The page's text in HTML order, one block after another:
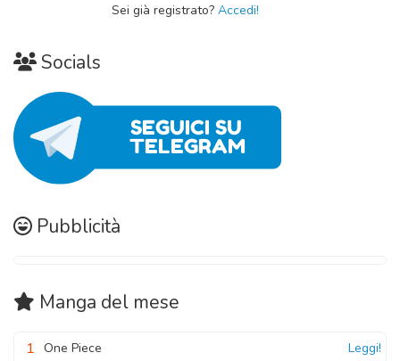
Sei già registrato? Accedi!
Socials
Pubblicità
Manga del mese
1 One Piece Leggi!